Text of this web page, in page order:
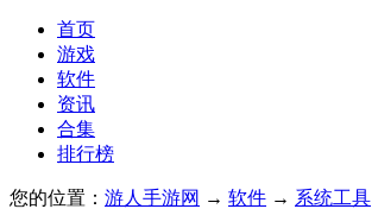
首页
游戏
软件
资讯
合集
排行榜
您的位置： 游人手游网 → 软件 → 系统工具